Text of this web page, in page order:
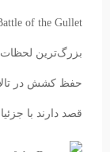
بزرگ‌ترین
حفظ کشش در
قصد دارند با